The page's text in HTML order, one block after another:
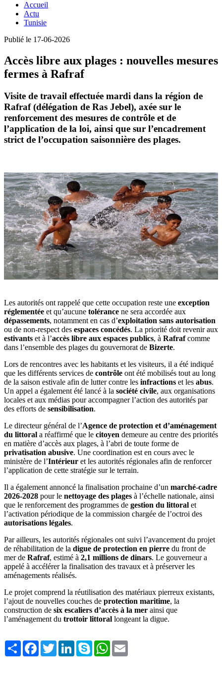
Accueil
Actu
Tunisie
Publié le 17-06-2026
Accès libre aux plages : nouvelles mesures
fermes à Rafraf
Visite de travail effectuée mardi dans la région de
Rafraf(délégation de Ras Jebel), axée sur le
renforcement des mesures de contrôle et de
l’application de la loi, ainsi que sur l’encadrement
strict de l’occupation saisonnière des plages.
Les autorités ont rappelé que cette occupation reste une exception
réglementée et qu’aucune tolérance ne sera accordée aux
dépassements, notamment en cas d’exploitation sans autorisation
ou de non-respect des espaces concédés. La priorité doit revenir aux
estivants et à l’accès libre aux espaces publics, à Rafrafcomme
dans l’ensemble des plages du gouvernorat de Bizerte.
Lors de rencontres avec les habitants et les visiteurs, il a été indiqué
que les différents services de contrôle ont été mobilisés tout au long
de la saison estivale afin de lutter contre les infractions et les abus.
Un appel a également été lancé à la société civile, aux organisations
locales et aux médias pour accompagner l’action des autorités par
des efforts de sensibilisation.
Le directeur général de l’Agence de protection et d’aménagement
du littoral a réaffirmé que le citoyen demeure au centre des priorités
en matière d’accès aux plages, à l’abri de toute forme de
privatisation abusive. Une coordination est en cours avec le
ministère de l’Intérieur et les autorités régionales afin de renforcer
l’application de cette stratégie sur le terrain.
Il a également annoncé la finalisation prochaine d’un marché-cadre
2026-2028 pour le nettoyage des plages à l’échelle nationale, ainsi
que le renforcement des programmes de gestion du littoral et
l’activation périodique de la commission chargée de l’octroi des
autorisations légales.
Par ailleurs, les autorités régionales ont suivi l’avancement du projet
de réhabilitation de la digue de protection en pierre du front de
mer de Rafraf, estimé à 2,1 millions de dinars. Le gouverneur a
appelé à accélérer la finalisation des travaux et à préserver les
aménagements réalisés.
Le projet comprend la réutilisation des matériaux pierreux existants,
l’ajout de nouvelles couches de protection maritime, la
construction de six escaliers d’accès à la mer ainsi que
l’aménagement du trottoir littoral longeant la digue.
Share FacebookTwitterLinkedInSkype WhatsApp